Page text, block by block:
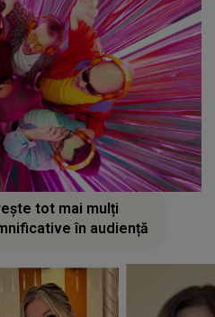
tot mai mulți
în audiență